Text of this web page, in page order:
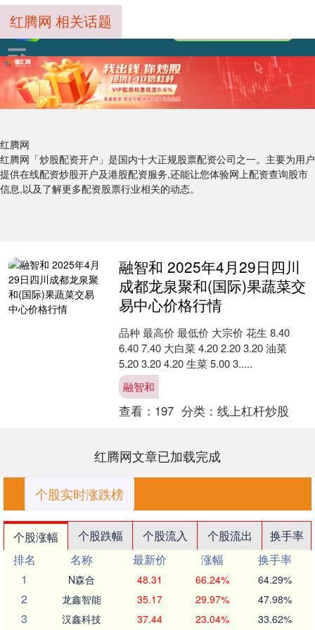
红腾网
红腾网「炒股配资开户」是国内十大正规股票配资公司之一。主要为用户
提供在线配资炒股开户及港股配资服务,还能让您体验网上配资查询股市
信息,以及了解更多配资股票行业相关的动态。
红腾网 相关话题
融智和 2025年4月29日四川
成都龙泉聚和(国际)果蔬菜交
易中心价格行情
品种 最高价 最低价 大宗价 花生 8.40
6.40 7.40 大白菜 4.20 2.20 3.20 油菜
5.20 3.20 4.20 生菜 5.00 3.....
融智和
查看： 197 分类： 线上杠杆炒股
红腾网文章已加载完成
个股实时涨跌榜
个股涨幅 个股跌幅 个股流入 个股流出
换手率
排名
名称 最新价 涨幅
换手率
1
N森合 48.31 66.24% 64.29%
2 龙鑫智能 35.17 29.97% 47.98%
3 汉鑫科技 37.44 23.04% 33.62%